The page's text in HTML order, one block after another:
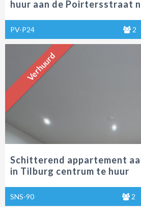
huur aan de Poirtersstraat
PV-P24 2
Verhuurd
Schitterend appartement
in Tilburg centrum te huur
SNS-90 2